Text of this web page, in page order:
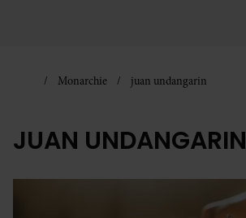
Monarchie juan undangarin
JUAN UNDANGARIN